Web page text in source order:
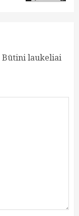
Būtini laukeliai